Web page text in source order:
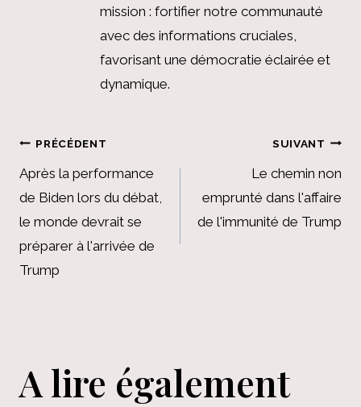
mission : fortifier notre communauté
avec des informations cruciales,
favorisant une démocratie éclairée et
dynamique.
Navigation
de
l’article
PRÉCÉDENT
Après la performance
de Biden lors du débat,
le monde devrait se
préparer à l'arrivée de
Trump
SUIVANT
Le chemin non
emprunté dans l'affaire
de l'immunité de Trump
A lire également